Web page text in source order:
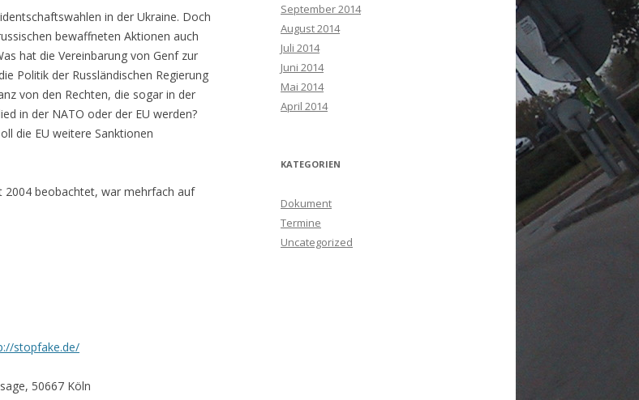
in der Ukraine. Doch
bewaffneten Aktionen auch
hat die Vereinbarung von Genf zur
Politik der Russländischen Regierung
von den Rechten, die sogar in der
in der NATO oder der EU werden?
die EU weitere Sanktionen
2004 beobachtet, war mehrfach auf
stopfake.de/
50667 Köln
September 2014
August 2014
Juli 2014
Juni 2014
Mai 2014
April 2014
KATEGORIEN
Dokument
Termine
Uncategorized